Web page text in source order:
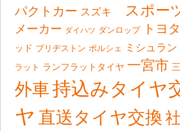
パクトカー スズキ スポー
メーカー ダイハツ ダンロップ トヨタ
ッド ブリヂストン ポルシェ ミシュラン
ラット ランフラットタイヤ 一宮市
外車持込みタイヤ
ヤ 直送タイヤ交換